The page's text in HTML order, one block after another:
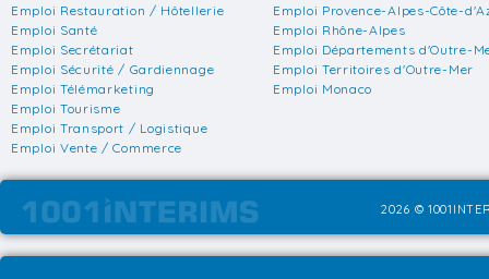
Emploi Restauration / Hôtellerie
Emploi Santé
Emploi Secrétariat
Emploi Sécurité / Gardiennage
Emploi Télémarketing
Emploi Tourisme
Emploi Transport / Logistique
Emploi Vente / Commerce
Emploi Provence-Alpes-Côte-
Emploi Rhône-Alpes
Emploi Départements d'Outre-
Emploi Territoires d'Outre-Mer
Emploi Monaco
2026 ©